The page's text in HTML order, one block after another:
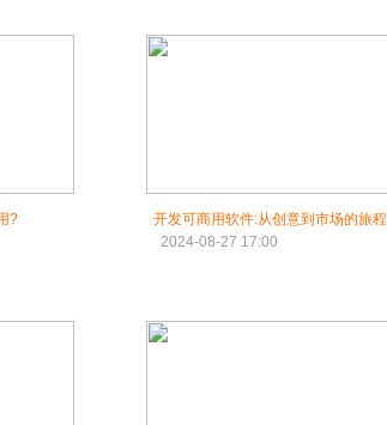
?
开发可商用软件:从创意到市场的旅程
2024-08-27 17:00